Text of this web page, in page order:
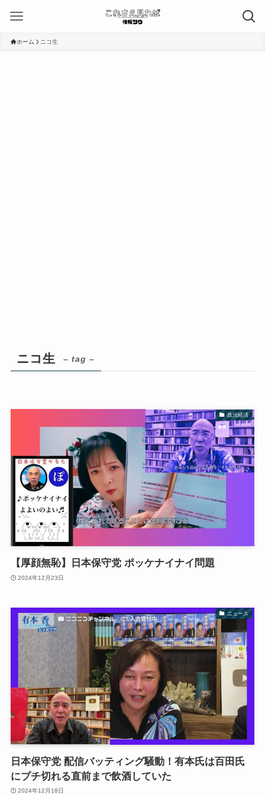
ホーム ニコ生
ニコ生 – tag –
政治経済
【厚顔無恥】日本保守党 ポッケナイナイ問題
2024年12月23日
ニュース
日本保守党 配信バッティング騒動！有本氏は百田氏
にブチ切れる直前まで飲酒していた
2024年12月18日